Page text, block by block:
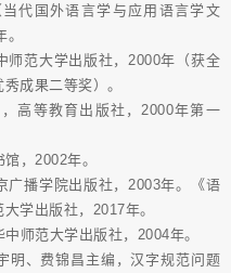
代国外语言学与应用语言学文
师范大学出版社，2000年（获全
成果二等奖）。
高等教育出版社，2000年第一
，2002年。
广播学院出版社，2003年。《语
学出版社，2017年。
师范大学出版社，2004年。
明、费锦昌主编，汉字规范问题